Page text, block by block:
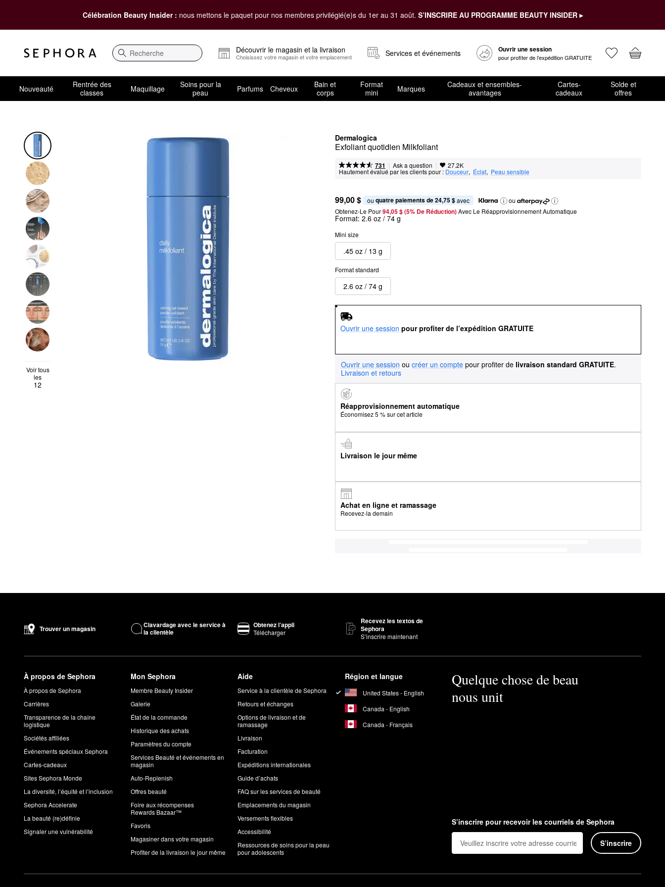
Célébration Beauty Insider : nous mettons le paquet pour nos membres privilégié(e)s du 1er au 31 août. S’INSCRIRE AU PROGRAMME BEAUTY INSIDER ▸
Recherche
Découvrir le magasin et la livraison
Choisissez votre magasin et votre emplacement Services et événements Ouvrir une session
pour profiter de l’expédition GRATUITE
Nouveauté
Rentrée des
classes
Maquillage
Soins pour la
peau
Parfums Cheveux
Bain et
corps
Format
mini
Marques
Cadeaux et ensembles-
avantages
Cartes-
cadeaux
Solde et
offres
Dermalogica
Exfoliant quotidien Milkfoliant
731 | Ask a question | 27.2K
Hautement évalué par les clients pour : Douceur, Éclat, Peau sensible
Voir tous
les
12
99,00 $ ou quatre paiements de 24,75 $ avec
ou
Obtenez-Le Pour94,05 $ (5% De Réduction) Avec Le Réapprovisionnement Automatique
Format: 2.6 oz / 74 g
Mini size
.45 oz / 13 g
Format standard
2.6 oz / 74 g
Ouvrir une session pour profiter de l’expédition GRATUITE
Ouvrir une session ou créer un compte pour profiter de livraison standard GRATUITE.
Livraison et retours
Réapprovisionnement automatique
Économisez 5 % sur cet article
Livraison le jour même
Achat en ligne et ramassage
Recevez-la demain
Trouver un magasin
Clavardage avec le service à
la clientèle
Obtenez l’appli
Télécharger
Recevez les textos de
Sephora
S’inscrire maintenant
À propos de Sephora
À propos de Sephora
Carrières
Transparence de la chaîne
logistique
Sociétés affiliées
Événements spéciaux Sephora
Cartes-cadeaux
Sites Sephora Monde
La diversité, l’équité et l’inclusion
Sephora Accelerate
La beauté (re)définie
Signaler une vulnérabilité
Mon Sephora
Membre Beauty Insider
Galerie
État de la commande
Historique des achats
Paramètres du compte
Services Beauté et événements en
magasin
Auto-Replenish
Offres beauté
Foire aux récompenses
Rewards Bazaar™
Favoris
Magasiner dans votre magasin
Profiter de la livraison le jour même
Aide
Service à la clientèle de Sephora
Retours et échanges
Options de livraison et de
ramassage
Livraison
Facturation
Expéditions internationales
Guide d’achats
FAQ sur les services de beauté
Emplacements du magasin
Versements flexibles
Accessibilité
Ressources de soins pour la peau
pour adolescents
Région et langue
United States - English
Canada - English
Canada - Français
Quelque chose de beau
nous unit
S’inscrire pour recevoir les courriels de Sephora
S’inscrire